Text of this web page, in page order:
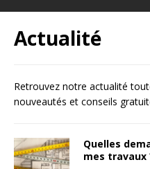
Actualité
Retrouvez notre actualité
nouveautés et conseils
Quelles
mes travaux